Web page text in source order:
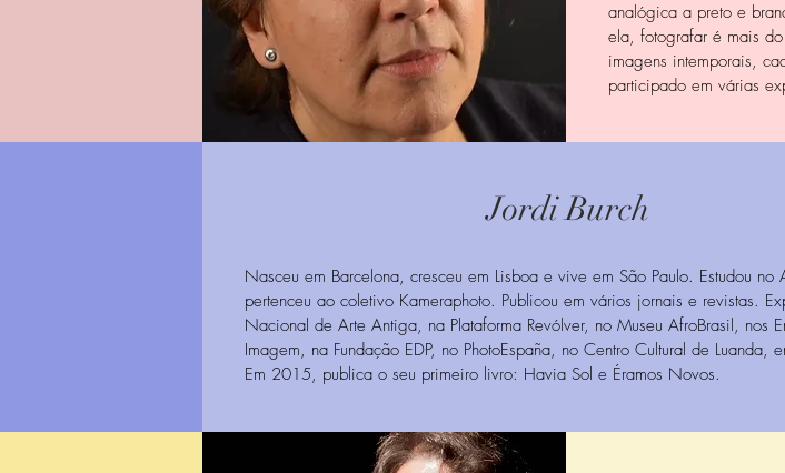
analógica a preto e
ela, fotografar é mais
imagens intemporais,
participado em várias
Jordi Burch
Nasceu em Barcelona, cresceu em Lisboa e vive em São Paulo. Estudou no
pertenceu ao coletivo Kameraphoto. Publicou em vários jornais e revistas.
Nacional de Arte Antiga, na Plataforma Revólver, no Museu AfroBrasil, nos
Imagem, na Fundação EDP, no PhotoEspaña, no Centro Cultural de Luanda,
Em 2015, publica o seu primeiro livro: Havia Sol e Éramos Novos.